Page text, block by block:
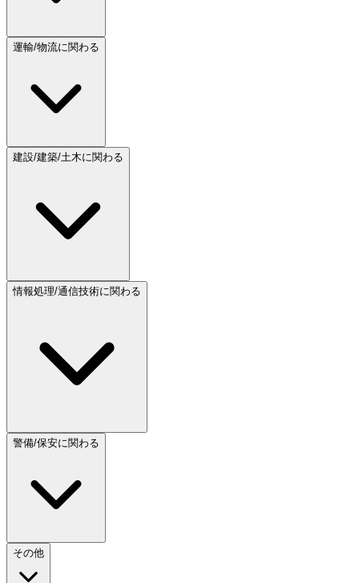
運輸/物流に関わる
建設/建築/土木に関わる
情報処理/通信技術に関わる
警備/保安に関わる
その他